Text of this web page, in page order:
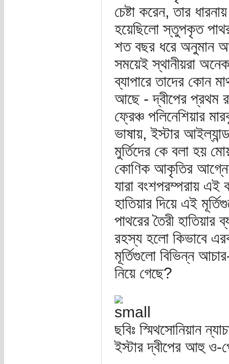
চেষ্টা করেন, তার
হয়েছিলো স্তুপকৃত
শত বছর ধরে অনুমান
সময়েই স্থানীয়রা
ব্যাপারে তাদের কোন
আছে - দ্বীপের প্রথম
ফ্রেঞ্চ পলিনেশিয়ার
ভাষায়, ইস্টার
মুর্তিদের কে বলা হয়
কোণিক আকৃতির
যারা বংশপরম্পরায়
হাতিয়ার দিয়ে এই
পাথরের তৈরী
রহস্য হলো কিভাবে
মূর্তিগুলো বিভিন্ন
নিয়ে গেছে?
ছবিঃ স্মিথসোনিয়ান
ইস্টার দ্বীপের আহু ও-